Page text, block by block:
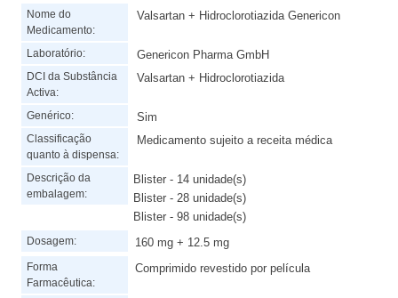
Nome do
Medicamento:
Valsartan + Hidroclorotiazida Genericon
Laboratório: Genericon Pharma GmbH
DCI da Substância
Activa:
Valsartan + Hidroclorotiazida
Genérico: Sim
Classificação
quanto à dispensa:
Medicamento sujeito a receita médica
Descrição da
embalagem:
Blister - 14 unidade(s)
Blister - 28 unidade(s)
Blister - 98 unidade(s)
Dosagem: 160 mg + 12.5 mg
Forma
Farmacêutica:
Comprimido revestido por película